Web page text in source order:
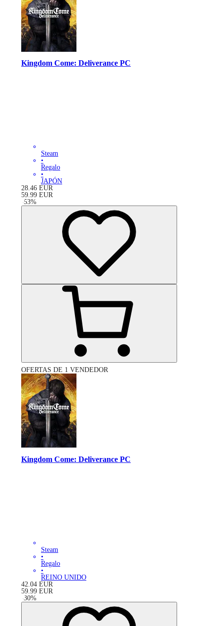
Kingdom Come: Deliverance PC
Steam
•
Regalo
•
JAPÓN
28.46 EUR
59.99 EUR
-53%
OFERTAS DE 1 VENDEDOR
Kingdom Come: Deliverance PC
Steam
•
Regalo
•
REINO UNIDO
42.04 EUR
59.99 EUR
-30%